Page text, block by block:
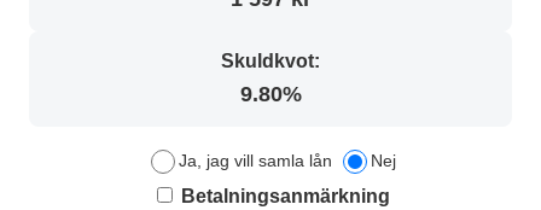
Skuldkvot:
9.80%
Ja, jag vill samla lån Nej
Betalningsanmärkning